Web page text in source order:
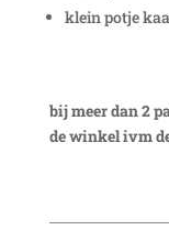
klein potje
bij meer dan 2
de winkel ivm